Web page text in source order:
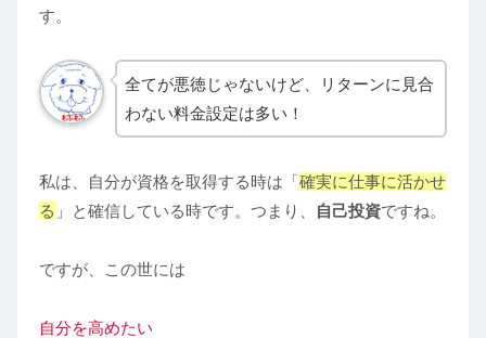
す。
全てが悪徳じゃないけど、リターンに見合
わない料金設定は多い！
私は、自分が資格を取得する時は「確実に仕事に活かせ
る 」と確信している時です。つまり、 自己投資ですね。
ですが、この世には
自分を高めたい